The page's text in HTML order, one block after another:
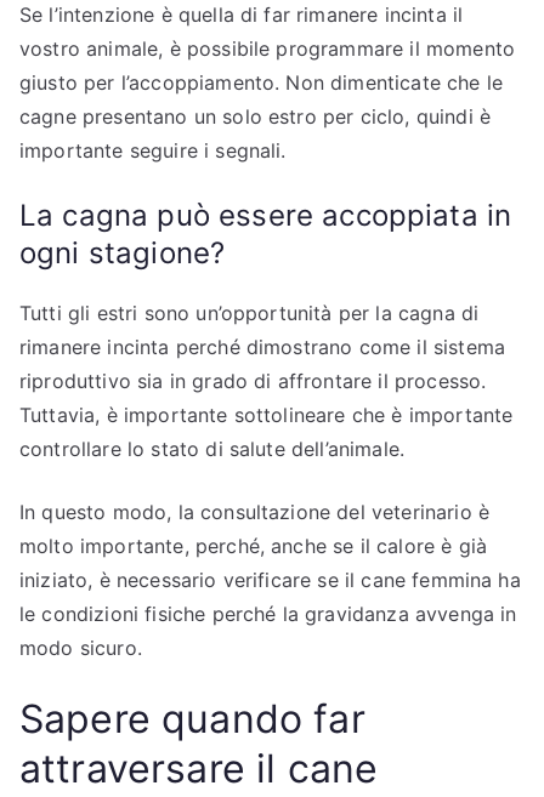
Se l’intenzione è quella di far rimanere incinta il
vostro animale, è possibile programmare il momento
giusto per l’accoppiamento. Non dimenticate che le
cagne presentano un solo estro per ciclo, quindi è
importante seguire i segnali.
La cagna può essere accoppiata in
ogni stagione?
Tutti gli estri sono un’opportunità per la cagna di
rimanere incinta perché dimostrano come il sistema
riproduttivo sia in grado di affrontare il processo.
Tuttavia, è importante sottolineare che è importante
controllare lo stato di salute dell’animale.
In questo modo, la consultazione del veterinario è
molto importante, perché, anche se il calore è già
iniziato, è necessario verificare se il cane femmina ha
le condizioni fisiche perché la gravidanza avvenga in
modo sicuro.
Sapere quando far
attraversare il cane